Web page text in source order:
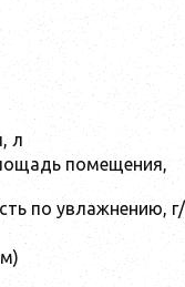
л
помещения,
по увлажнению,